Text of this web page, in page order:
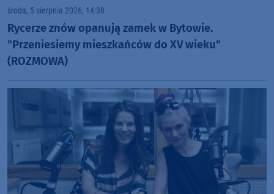
środa, 5 sierpnia 2026, 14:38
Rycerze znów opanują zamek w Bytowie.
"Przeniesiemy mieszkańców do XV wieku"
(ROZMOWA)